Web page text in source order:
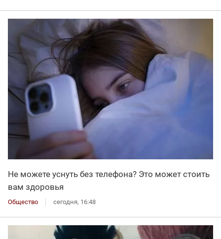
Не можете уснуть без телефона? Это может стоить
вам здоровья
Общество сегодня, 16:48